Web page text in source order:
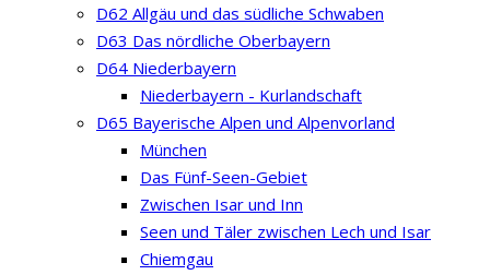
D62 Allgäu und das südliche Schwaben
D63 Das nördliche Oberbayern
D64 Niederbayern
Niederbayern - Kurlandschaft
D65 Bayerische Alpen und Alpenvorland
München
Das Fünf-Seen-Gebiet
Zwischen Isar und Inn
Seen und Täler zwischen Lech und Isar
Chiemgau